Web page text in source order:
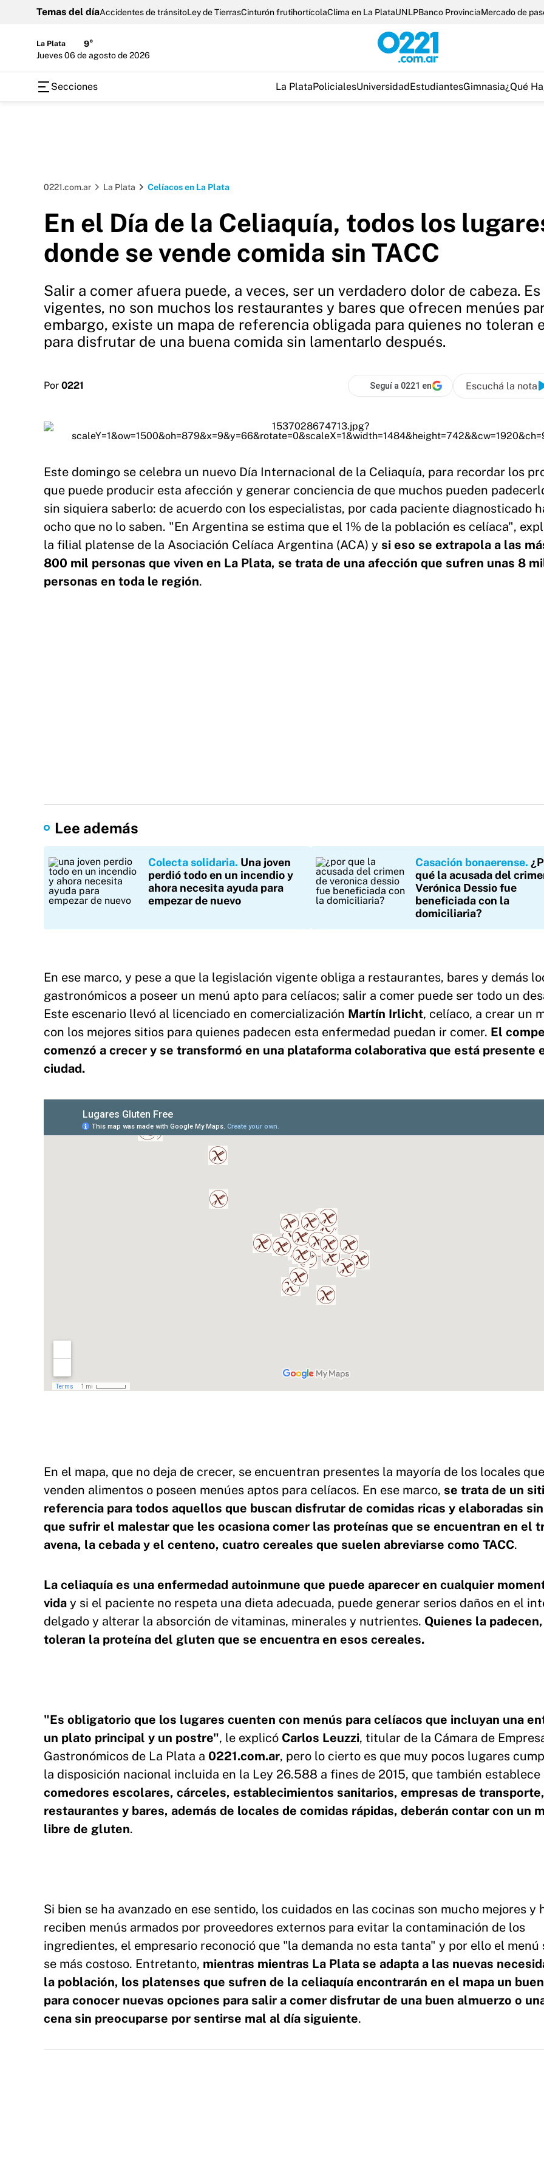
Temas del díaAccidentes de tránsitoLey de TierrasCinturón frutihortícolaClima en La PlataUNLPBanco ProvinciaMercado de
La Plata
9°
jueves 06 de agosto de 2026
Secciones La PlataPolicialesUniversidadEstudiantesGimnasia¿Qué
0221.com.ar La Plata Celíacos en La Plata
En el Día de la Celiaquía, todos los
donde se vende comida sin TACC
Salir a comer afuera puede, a veces, ser un verdadero dolor de cabeza.
vigentes, no son muchos los restaurantes y bares que ofrecen menúes
embargo, existe un mapa de referencia obligada para quienes no toleran
para disfrutar de una buena comida sin lamentarlo después.
Por 0221 Seguí a 0221 en Escuchá la nota
Este domingo se celebra un nuevo Día Internacional de la Celiaquía, para recordar los
que puede producir esta afección y generar conciencia de que muchos pueden
sin siquiera saberlo: de acuerdo con los especialistas, por cada paciente diagnosticado
ocho que no lo saben. "En Argentina se estima que el 1% de la población es celíaca",
la filial platense de la Asociación Celíaca Argentina (ACA) y si eso se extrapola a las
800 mil personas que viven en La Plata, se trata de una afección que sufren unas 8
personas en toda le región.
Lee además
Colecta solidaria Una joven
perdió todo en un incendio y
ahora necesita ayuda para
empezar de nuevo
Casación bonaerense
qué la acusada del
Verónica Dessio fue
beneficiada con la
domiciliaria?
En ese marco, y pese a que la legislación vigente obliga a restaurantes, bares y demás
gastronómicos a poseer un menú apto para celíacos; salir a comer puede ser todo un
Este escenario llevó al licenciado en comercialización Martín Irlicht, celíaco, a crear un
con los mejores sitios para quienes padecen esta enfermedad puedan ir comer. El
comenzó a crecer y se transformó en una plataforma colaborativa que está presente
ciudad.
En el mapa, que no deja de crecer, se encuentran presentes la mayoría de los locales que
venden alimentos o poseen menúes aptos para celíacos. En ese marco, se trata de un
referencia para todos aquellos que buscan disfrutar de comidas ricas y elaboradas
que sufrir el malestar que les ocasiona comer las proteínas que se encuentran en el
avena, la cebada y el centeno, cuatro cereales que suelen abreviarse como TACC.
La celiaquía es una enfermedad autoinmune que puede aparecer en cualquier
vida y si el paciente no respeta una dieta adecuada, puede generar serios daños en el
delgado y alterar la absorción de vitaminas, minerales y nutrientes. Quienes la
toleran la proteína del gluten que se encuentra en esos cereales.
"Es obligatorio que los lugares cuenten con menús para celíacos que incluyan una
un plato principal y un postre", le explicó Carlos Leuzzi, titular de la Cámara de
Gastronómicos de La Plata a 0221.com.ar, pero lo cierto es que muy pocos lugares
la disposición nacional incluida en la Ley 26.588 a fines de 2015, que también establece
comedores escolares, cárceles, establecimientos sanitarios, empresas de transporte,
restaurantes y bares, además de locales de comidas rápidas, deberán contar con un
libre de gluten.
Si bien se ha avanzado en ese sentido, los cuidados en las cocinas son mucho mejores y
reciben menús armados por proveedores externos para evitar la contaminación de los
ingredientes, el empresario reconoció que "la demanda no esta tanta" y por ello el menú
se más costoso. Entretanto, mientras mientras La Plata se adapta a las nuevas
la población, los platenses que sufren de la celiaquía encontrarán en el mapa un
para conocer nuevas opciones para salir a comer disfrutar de una buen almuerzo o
cena sin preocuparse por sentirse mal al día siguiente.